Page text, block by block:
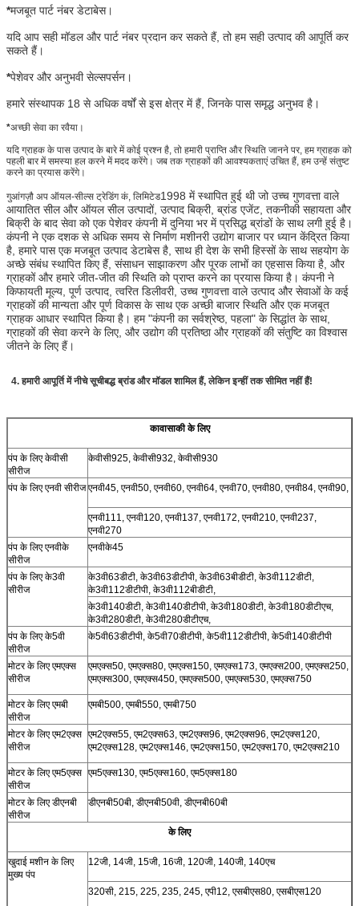
*मजबूत पार्ट नंबर डेटाबेस।
यदि आप सही मॉडल और पार्ट नंबर प्रदान कर सकते हैं, तो हम सही उत्पाद की आपूर्ति कर
सकते हैं।
*पेशेवर और अनुभवी सेल्सपर्सन।
हमारे संस्थापक 18 से अधिक वर्षों से इस क्षेत्र में हैं, जिनके पास समृद्ध अनुभव है।
*अच्छी सेवा का रवैया।
यदि ग्राहक के पास उत्पाद के बारे में कोई प्रश्न है, तो हमारी प्राप्ति और स्थिति जानने पर, हम ग्राहक को
पहली बार में समस्या हल करने में मदद करेंगे। जब तक ग्राहकों की आवश्यकताएं उचित हैं, हम उन्हें संतुष्ट
करने का प्रयास करेंगे।
गुआंगज़ौ अप ऑयल-सील्स ट्रेडिंग कं, लिमिटेड1998 में स्थापित हुई थी जो उच्च गुणवत्ता वाले
आयातित सील और ऑयल सील उत्पादों, उत्पाद बिक्री, ब्रांड एजेंट, तकनीकी सहायता और
बिक्री के बाद सेवा को एक पेशेवर कंपनी में दुनिया भर में प्रसिद्ध ब्रांडों के साथ लगी हुई है।
कंपनी ने एक दशक से अधिक समय से निर्माण मशीनरी उद्योग बाजार पर ध्यान केंद्रित किया
है, हमारे पास एक मजबूत उत्पाद डेटाबेस है, साथ ही देश के सभी हिस्सों के साथ सहयोग के
अच्छे संबंध स्थापित किए हैं, संसाधन साझाकरण और पूरक लाभों का एहसास किया है, और
ग्राहकों और हमारे जीत-जीत की स्थिति को प्राप्त करने का प्रयास किया है। कंपनी ने
किफायती मूल्य, पूर्ण उत्पाद, त्वरित डिलीवरी, उच्च गुणवत्ता वाले उत्पाद और सेवाओं के कई
ग्राहकों की मान्यता और पूर्ण विकास के साथ एक अच्छी बाजार स्थिति और एक मजबूत
ग्राहक आधार स्थापित किया है। हम "कंपनी का सर्वश्रेष्ठ, पहला" के सिद्धांत के साथ,
ग्राहकों की सेवा करने के लिए, और उद्योग की प्रतिष्ठा और ग्राहकों की संतुष्टि का विश्वास
जीतने के लिए हैं।
4. हमारी आपूर्ति में नीचे सूचीबद्ध ब्रांड और मॉडल शामिल हैं, लेकिन इन्हीं तक सीमित नहीं हैं!
कावासाकी के लिए
पंप के लिए केवीसी
सीरीज
केवीसी925, केवीसी932, केवीसी930
पंप के लिए एनवी सीरीज एनवी45, एनवी50, एनवी60, एनवी64, एनवी70, एनवी80, एनवी84, एनवी90,
एनवी111, एनवी120, एनवी137, एनवी172, एनवी210, एनवी237,
एनवी270
पंप के लिए एनवीके
सीरीज
एनवीके45
पंप के लिए के3वी
सीरीज
के3वी63डीटी, के3वी63डीटीपी, के3वी63बीडीटी, के3वी112डीटी,
के3वी112डीटीपी, के3वी112बीडीटी,
के3वी140डीटी, के3वी140डीटीपी, के3वी180डीटी, के3वी180डीटीएच,
के3वी280डीटी, के3वी280डीटीएच,
पंप के लिए के5वी
सीरीज
के5वी63डीटीपी, के5वी70डीटीपी, के5वी112डीटीपी, के5वी140डीटीपी
मोटर के लिए एमएक्स
सीरीज
एमएक्स50, एमएक्स80, एमएक्स150, एमएक्स173, एमएक्स200, एमएक्स250,
एमएक्स300, एमएक्स450, एमएक्स500, एमएक्स530, एमएक्स750
मोटर के लिए एमबी
सीरीज
एमबी500, एमबी550, एमबी750
मोटर के लिए एम2एक्स
सीरीज
एम2एक्स55, एम2एक्स63, एम2एक्स96, एम2एक्स96, एम2एक्स120,
एम2एक्स128, एम2एक्स146, एम2एक्स150, एम2एक्स170, एम2एक्स210
मोटर के लिए एम5एक्स
सीरीज
एम5एक्स130, एम5एक्स160, एम5एक्स180
मोटर के लिए डीएनबी
सीरीज
डीएनबी50बी, डीएनबी50वी, डीएनबी60बी
के लिए
खुदाई मशीन के लिए
मुख्य पंप
12जी, 14जी, 15जी, 16जी, 120जी, 140जी, 140एच
320सी, 215, 225, 235, 245, एपी12, एसबीएस80, एसबीएस120